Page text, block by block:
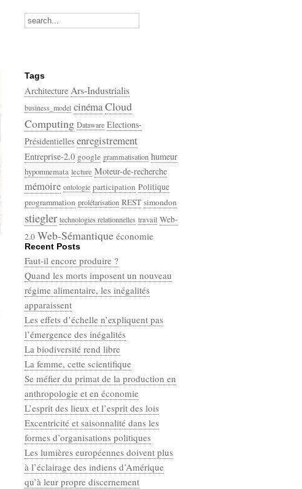
Recent Posts
Faut-il encore produire ?
Quand les morts imposent un nouveau
régime alimentaire, les inégalités
apparaissent
Les effets d’échelle n’expliquent pas
l’émergence des inégalités
La biodiversité rend libre
La femme, cette scientifique
Se méfier du primat de la production en
anthropologie et en économie
L’esprit des lieux et l’esprit des lois
Excentricité et saisonnalité dans les
formes d’organisations politiques
Les lumières européennes doivent plus
à l’éclairage des indiens d’Amérique
qu’à leur propre discernement
Tags
Architecture Ars-Industrialis
business_model cinémaCloud
Computing Dataware Elections-
Présidentielles enregistrement
Entreprise-2.0 google grammatisation humeur
hypomnemata lecture Moteur-de-recherche
mémoire ontologie participation Politique
programmation prolétarisation REST simondon
stiegler technologies relationnelles travail Web-
2.0 Web-Sémantique économie
écriture
Categories
Défaut